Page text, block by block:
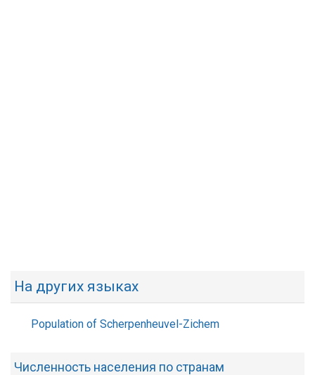
На других языках
Population of Scherpenheuvel-Zichem
Численность населения по странам